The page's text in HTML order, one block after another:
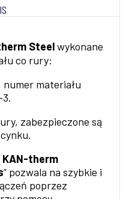
Steelwykonane
co rury:
materiału
zabezpieczone są
KAN-therm
” pozwala na szybkie i
poprzez